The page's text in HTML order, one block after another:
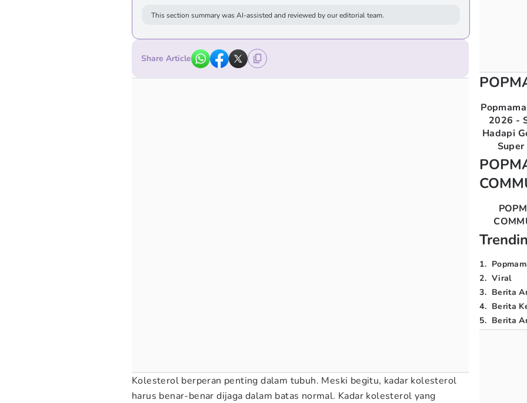
This section summary was AI-assisted and reviewed by our editorial team.
Share Article
Kolesterol berperan penting dalam tubuh. Meski begitu, kadar kolesterol
harus benar-benar dijaga dalam batas normal. Kadar kolesterol yang
2026 -
Hadapi
1.
2. Viral
3. Berita
4. Berita
5. Berita